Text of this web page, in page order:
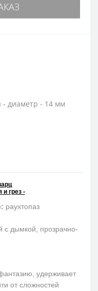
- диаметр - 14 мм
и грез -
раухтопаз
с дымкой, прозрачно-
удерживает
от сложностей